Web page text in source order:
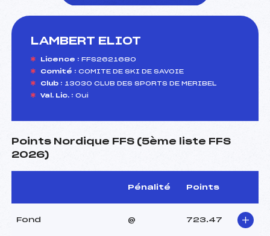
LAMBERT ELIOT
Licence : FFS2621680
Comité : COMITE DE SKI DE SAVOIE
Club : 13030 CLUB DES SPORTS DE MERIBEL
Val. Lic. : Oui
Points Nordique FFS (5ème liste FFS
2026)
Pénalité Points
Fond @ 723.47